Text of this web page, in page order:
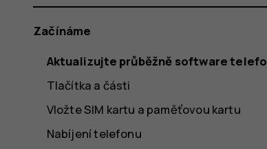
Začínáme
Aktualizujte průběžně software
Tlačítka a části
Vložte SIM kartu a paměťovou kartu
Nabíjení telefonu